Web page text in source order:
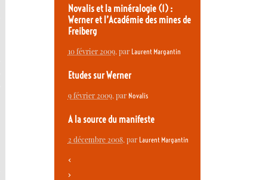
Novalis et la minéralogie (1) :
Werner et l’Académie des mines de
Freiberg
10 février 2009, par Laurent Margantin
Etudes sur Werner
9 février 2009, par Novalis
A la source du manifeste
2 décembre 2008, par Laurent Margantin
<
>